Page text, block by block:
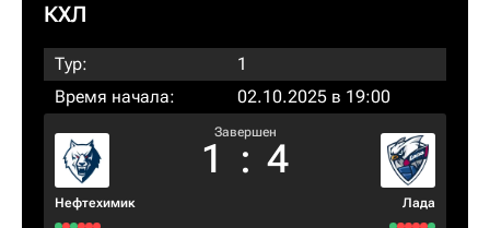
КХЛ
Тур:
1
Время начала:
02.10.2025 в 19:00
Нефтехимик
Завершен
1 : 4
Лада